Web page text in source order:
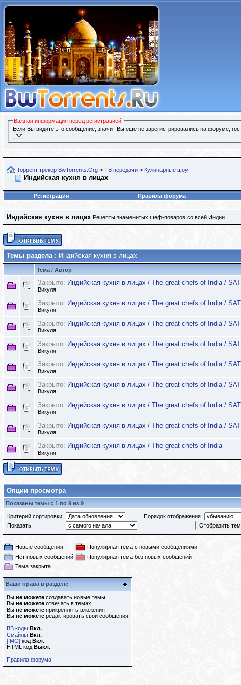
Важная информация перед регистрацией!
Если Вы видите это сообщение, значит Вы еще не зарегистрировались на форуме,
Торрент трекер BwTorrents.Org > ТВ передачи > Кулинарные шоу
Индийская кухня в лицах
Регистрация
Правила форума
Индийская кухня в лицах Рецепты знаменитых шеф-поваров со всей Индии
Темы раздела: Индийская кухня в лицах
Тема / Автор
Закрыто: Индийская кухня в лицах / The great chefs of India /
Викуля
Закрыто: Индийская кухня в лицах / The great chefs of India /
Викуля
Закрыто: Индийская кухня в лицах / The great chefs of India /
Викуля
Закрыто: Индийская кухня в лицах / The great chefs of India /
Викуля
Закрыто: Индийская кухня в лицах / The great chefs of India /
Викуля
Закрыто: Индийская кухня в лицах / The great chefs of India /
Викуля
Закрыто: Индийская кухня в лицах / The great chefs of India /
Викуля
Закрыто: Индийская кухня в лицах / The great chefs of India /
Викуля
Закрыто: Индийская кухня в лицах / The great chefs of India
Викуля
Опции просмотра
Показаны темы с 1 по 9 из 9
Критерий сортировки
Порядок отображения
Показать
Новые сообщения
Популярная тема с новыми сообщениями
Нет новых сообщений
Популярная тема без новых сообщений
Тема закрыта
Ваши права в разделе
Вы не можете создавать новые темы
Вы не можете отвечать в темах
Вы не можете прикреплять вложения
Вы не можете редактировать свои сообщения
BB коды Вкл.
Смайлы Вкл.
[IMG] код Вкл.
HTML код Выкл.
Правила форума